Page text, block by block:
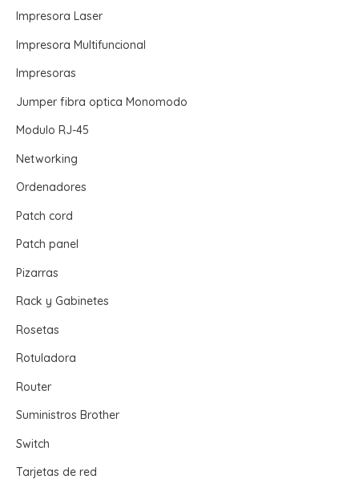
Impresora Laser
Impresora Multifuncional
Impresoras
Jumper fibra optica Monomodo
Modulo RJ-45
Networking
Ordenadores
Patch cord
Patch panel
Pizarras
Rack y Gabinetes
Rosetas
Rotuladora
Router
Suministros Brother
Switch
Tarjetas de red